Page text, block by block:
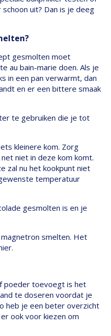
uit? Dan is je deeg
gesmolten moet
au bain-marie doen. Als je
in een pan verwarmt, dan
en er een bittere smaak
te gebruiken die je tot
kleinere kom. Zorg
niet in deze kom komt.
zal nu het kookpunt niet
temperatuur
gesmolten is en je
magnetron smelten. Het
poeder toevoegt is het
te doseren voordat je
heb je een beter overzicht
ook voor kiezen om